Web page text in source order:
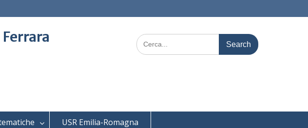
Search
for:
USR Emilia-Romagna